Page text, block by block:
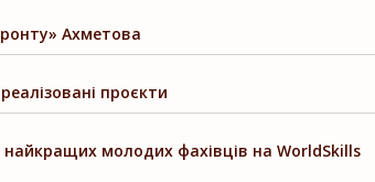
Ахметова
проєкти
найкращих молодих фахівців на WorldSkills